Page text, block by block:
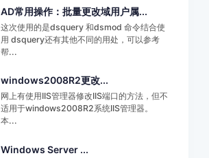
AD常用操作：批量更改域用户属...
这次使用的是dsquery 和dsmod 命令结合使
用 dsquery还有其他不同的用处，可以参考
帮...
windows2008R2更改...
网上有使用IIS管理器修改IIS端口的方法，但不
适用于windows2008R2系统IIS管理器。
本...
Windows Server ...